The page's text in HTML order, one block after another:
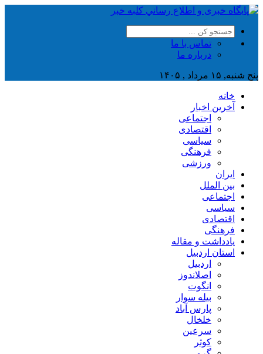
تماس با ما
درباره ما
پنج شنبه, ۱۵ مرداد , ۱۴۰۵
خانه
آخرین اخبار
اجتماعی
اقتصادی
سیاسی
فرهنگی
ورزشی
ایران
بین الملل
اجتماعی
سیاسی
اقتصادی
فرهنگی
یادداشت و مقاله
استان اردبیل
اردبیل
اصلاندوز
انگوت
بیله سوار
پارس آباد
خلخال
سرعین
کوثر